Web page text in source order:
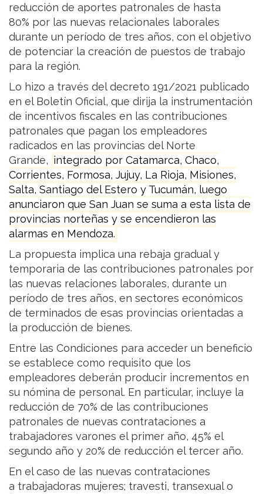
reducción de aportes patronales de hasta
80% por las nuevas relacionales laborales
durante un período de tres años, con el objetivo
de potenciar la creación de puestos de trabajo
para la región.
Lo hizo a través del decreto 191/2021 publicado
en el Boletín Oficial, que dirija la instrumentación
de incentivos fiscales en las contribuciones
patronales que pagan los empleadores
radicados en las provincias del Norte
Grande, integrado por Catamarca, Chaco,
Corrientes, Formosa, Jujuy, La Rioja, Misiones,
Salta, Santiago del Estero y Tucumán, luego
anunciaron que San Juan se suma a esta lista de
provincias norteñas y se encendieron las
alarmas en Mendoza.
La propuesta implica una rebaja gradual y
temporaria de las contribuciones patronales por
las nuevas relaciones laborales, durante un
período de tres años, en sectores económicos
de terminados de esas provincias orientadas a
la producción de bienes.
Entre las Condiciones para acceder un beneficio
se establece como requisito que los
empleadores deberán producir incrementos en
su nómina de personal. En particular, incluye la
reducción de 70% de las contribuciones
patronales de nuevas contrataciones a
trabajadores varones el primer año, 45% el
segundo año y 20% de reducción el tercer año.
En el caso de las nuevas contrataciones
a trabajadoras mujeres; travesti, transexual o